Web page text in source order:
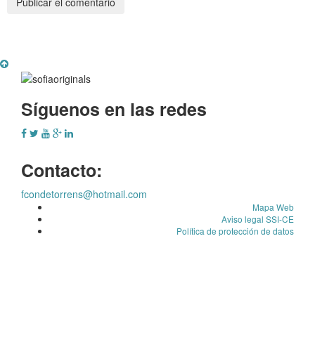
Síguenos en las redes
Contacto:
fcondetorrens@hotmail.com
Mapa Web
Aviso legal SSI-CE
Política de protección de datos